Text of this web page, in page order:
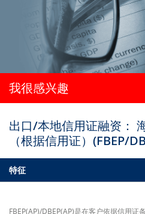
出口/本地信用证融资：
（根据信用证）(FBEP/
我很感兴趣
特征
FBEP(AP)/DBEP(AP)是在客户依据信用